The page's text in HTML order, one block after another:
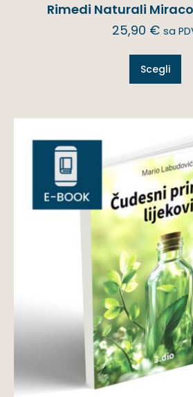
Rimedi Naturali
25,90 € sa
Scegli